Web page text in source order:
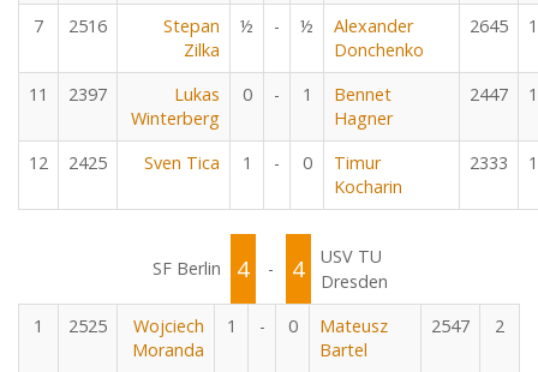
7 2516
Stepan
Zilka
½ - ½
Alexander
Donchenko
2645
11 2397
Lukas
Winterberg
0 - 1
Bennet
Hagner
2447
12 2425 Sven Tica 1 - 0
Timur
Kocharin
2333
SF Berlin 4 - 4
USV TU
Dresden
1
2525
Wojciech
Moranda
1 - 0
Mateusz
Bartel
2547 2